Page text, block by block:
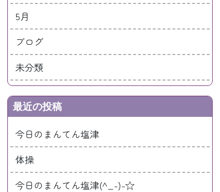
5月
ブログ
未分類
最近の投稿
今日のまんてん塩津
体操
今日のまんてん塩津(^_-)-☆